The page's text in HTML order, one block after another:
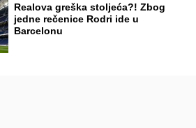
Realova greška stoljeća?! Zbog
jedne rečenice Rodri ide u
Barcelonu